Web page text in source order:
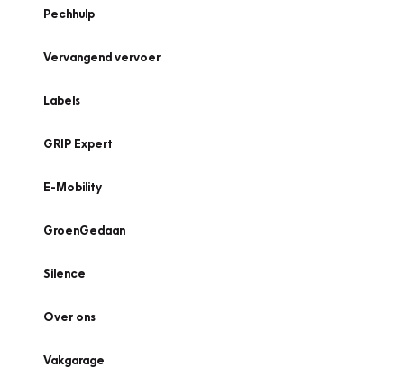
Pechhulp
Vervangend vervoer
Labels
GRIP Expert
E-Mobility
GroenGedaan
Silence
Over ons
Vakgarage